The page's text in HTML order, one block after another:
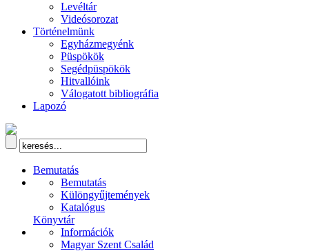
Levéltár
Videósorozat
Történelmünk
Egyházmegyénk
Püspökök
Segédpüspökök
Hitvallóink
Válogatott bibliográfia
Lapozó
Bemutatás
Bemutatás
Különgyűjtemények
Katalógus
Könyvtár
Információk
Magyar Szent Család